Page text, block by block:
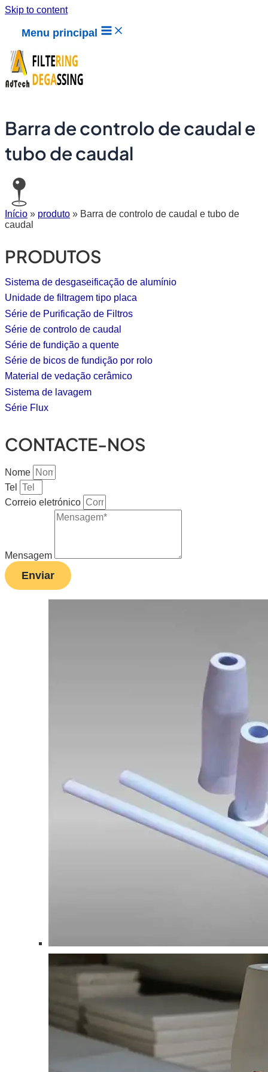
Skip to content
Menu principal
Barra de controlo de caudal e
tubo de caudal
Início » produto » Barra de controlo de caudal e tubo de
caudal
PRODUTOS
Sistema de desgaseificação de alumínio
Unidade de filtragem tipo placa
Série de Purificação de Filtros
Série de controlo de caudal
Série de fundição a quente
Série de bicos de fundição por rolo
Material de vedação cerâmico
Sistema de lavagem
Série Flux
CONTACTE-NOS
Nome
Tel
Correio eletrónico
Mensagem
Enviar